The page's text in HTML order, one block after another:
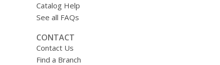
Catalog Help
See all FAQs
CONTACT
Contact Us
Find a Branch